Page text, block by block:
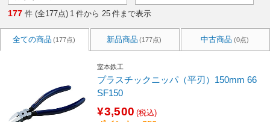
177 件 (全177点) 1 件から 25 件まで表示
全ての商品 (177点) 新品商品 (177点) 中古商品 (0点)
室本鉄工
プラスチックニッパ（平刃）150mm 66
SF150
¥3,500 (税込)